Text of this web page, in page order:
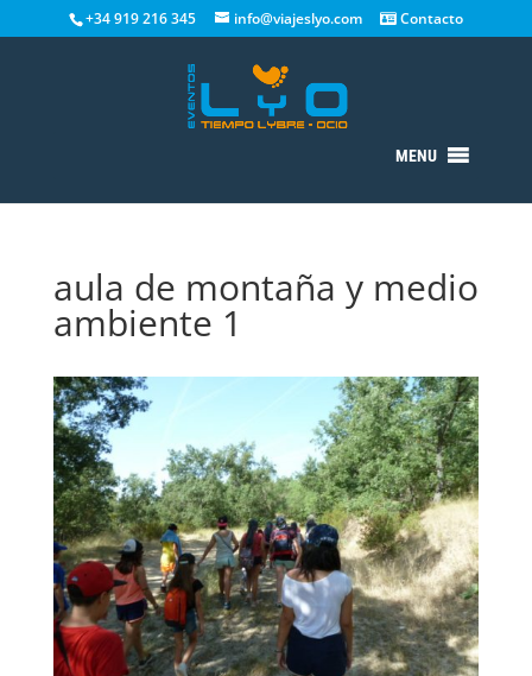
+34 919 216 345 info@viajeslyo.com Contacto
MENU
aula de montaña y medio
ambiente 1